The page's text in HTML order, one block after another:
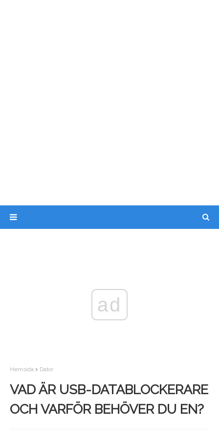
ad
Hemsida Dator
VAD ÄR USB-DATABLOCKERARE
OCH VARFÖR BEHÖVER DU EN?